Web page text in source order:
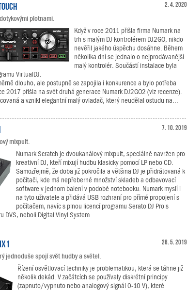
2. 4. 2020
plotnami.
Když v roce 2011 přišla firma Numark na
trh s malým DJ kontrolérem DJ2GO, nikdo
nevěřil jakého úspěchu dosáhne. Během
několika dní se jednalo o nejprodávanější
malý kontrolér. Součástí instalace byla
VirtualDJ.
dlouho, ale postupně se zapojila i konkurence a bylo potřeba
2017 přišla na svět druhá generace Numark DJ2GO2 (viz recenze).
a vznikl elegantní malý ovladač, který neudělal ostudu na...
7. 10. 2019
mixpult.
Numark Scratch je dvoukanálový mixpult, speciálně navržen pro
kreativní DJ, kteří mixují hudbu klasicky pomocí LP nebo CD.
Samozřejmě, že doba již pokročila a většina DJ je přidrátovaná k
počítači, kde má nepřeberné množství skladeb a odbavovací
software v jednom balení v podobě notebooku. Numark myslí i
na tyto uživatele a přidává USB rozhraní pro přímé propojení s
počítačem, navíc s plnou licencí programu Serato DJ Pro s
DVS, neboli Digital Vinyl System....
28. 5. 2019
jednoduše spojí svět hudby a světel.
Řízení osvětlovací techniky je problematikou, která se táhne již
několik dekád. V začátcích se používaly diskrétní principy
(zapnuto/vypnuto nebo analogový signál 0-10 V), které